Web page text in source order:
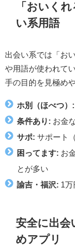
「おいく
い系用語
出会い系では「お
や用語が使われて
手の目的を見極め
ホ別（ほべつ）:
条件あり: お金
サポ: サポート
困ってます: お
とが多い
諭吉・福沢: 1万
安全に出会
めアプリ